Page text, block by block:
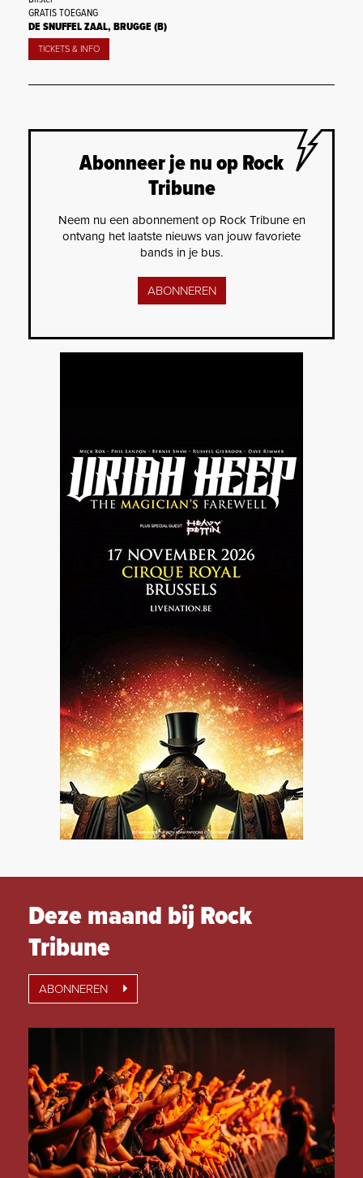
GRATIS TOEGANG
DE SNUFFEL ZAAL, BRUGGE (B)
TICKETS & INFO
Abonneer je nu op Rock
Tribune
Neem nu een abonnement op Rock Tribune en
ontvang het laatste nieuws van jouw favoriete
bands in je bus.
ABONNEREN
Deze maand bij Rock
Tribune
ABONNEREN